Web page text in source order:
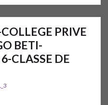
PRIVE
BETI-
CLASSE DE